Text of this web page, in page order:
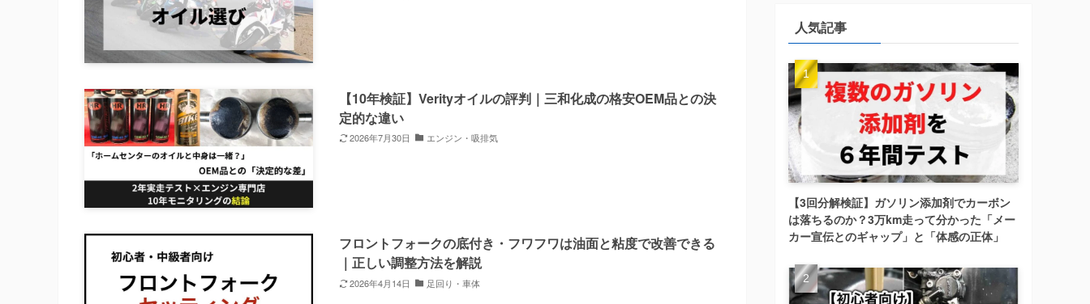
【10年検証】Verityオイルの評判｜三和化成の格安OEM品との決
定的な違い
2026年7月30日 エンジン・吸排気
フロントフォークの底付き・フワフワは油面と粘度で改善できる
｜正しい調整方法を解説
2026年4月14日 足回り・車体
人気記事
【3回分解検証】ガソリン添加剤でカーボン
は落ちるのか？3万km走って分かった「メー
カー宣伝とのギャップ」と「体感の正体」